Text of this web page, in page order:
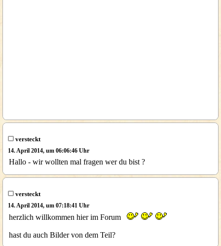
versteckt
14. April 2014, um 06:06:46 Uhr
Hallo - wir wollten mal fragen wer du bist ?
versteckt
14. April 2014, um 07:18:41 Uhr
herzlich willkommen hier im Forum
hast du auch Bilder von dem Teil?